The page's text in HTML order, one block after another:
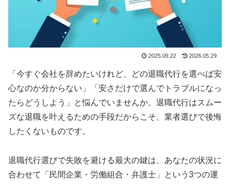
2025.09.22 2026.05.29
「今すぐ会社を辞めたいけれど、どの退職代行を選べば安
心なのか分からない」「安さだけで選んでトラブルになっ
たらどうしよう」と悩んでいませんか。退職代行はスムー
ズな退職を叶えるための手段だからこそ、業者選びで後悔
したくないものです。
退職代行選びで失敗を避ける最大の鍵は、あなたの状況に
合わせて「民間企業・労働組合・弁護士」という3つの運